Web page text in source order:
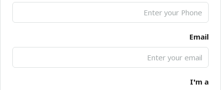
Email
I'm a